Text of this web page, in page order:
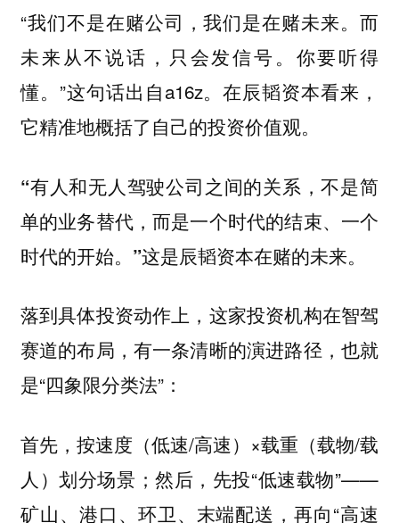
“我们不是在赌公司，我们是在赌未来。而
未来从不说话，只会发信号。你要听得
懂。”这句话出自a16z。在辰韬资本看来，
它精准地概括了自己的投资价值观。
“有人和无人驾驶公司之间的关系，不是简
单的业务替代，而是一个时代的结束、一个
时代的开始。”这是辰韬资本在赌的未来。
落到具体投资动作上，这家投资机构在智驾
赛道的布局，有一条清晰的演进路径，也就
是“四象限分类法”：
首先，按速度（低速/高速）×载重（载物/载
人）划分场景；然后，先投“低速载物”——
矿山、港口、环卫、末端配送，再向“高速